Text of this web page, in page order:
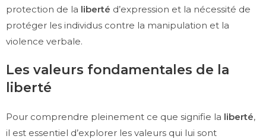
protection de la liberté d’expression et la nécessité de
protéger les individus contre la manipulation et la
violence verbale.
Les valeurs fondamentales de la
liberté
Pour comprendre pleinement ce que signifie la liberté,
il est essentiel d’explorer les valeurs qui lui sont